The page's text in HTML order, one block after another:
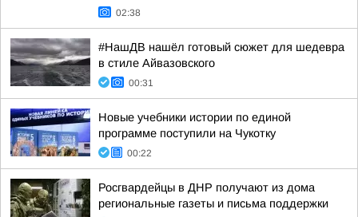
02:38
#НашДВ нашёл готовый сюжет для шедевра
в стиле Айвазовского
00:31
Новые учебники истории по единой
программе поступили на Чукотку
00:22
Росгвардейцы в ДНР получают из дома
региональные газеты и письма поддержки